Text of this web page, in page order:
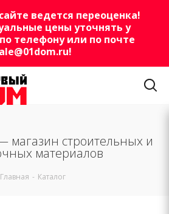
ведется переоценка!
цены уточнять у
телефону или по почте
!
магазин строительных и
материалов
Главная - Каталог